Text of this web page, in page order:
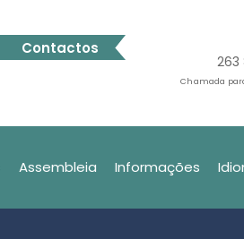
Contactos
263
Chamada
Assembleia Informações